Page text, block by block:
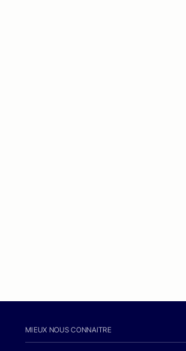
MIEUX NOUS CONNAITRE